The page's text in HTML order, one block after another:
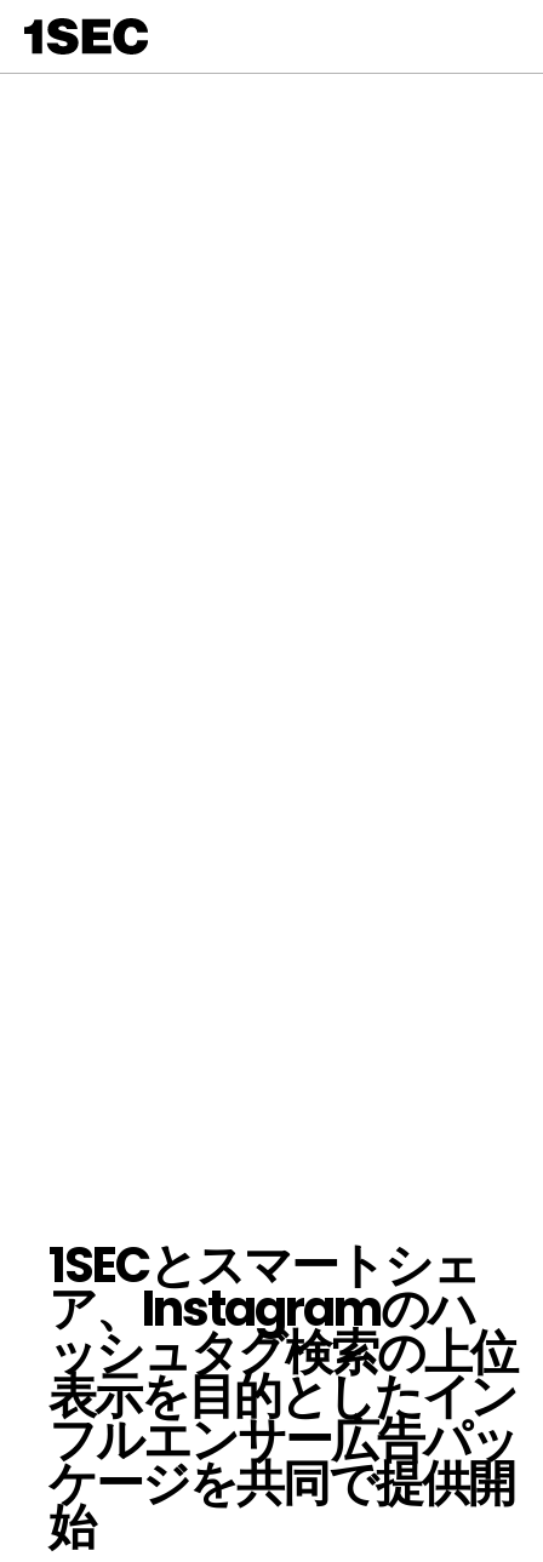
1SECとスマートシェ
ア、Instagramのハ
ッシュタグ検索の上位
表示を目的としたイン
フルエンサー広告パッ
ケージを共同で提供開
始